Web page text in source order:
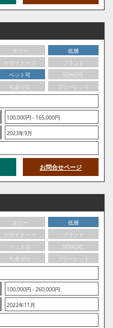
タワー
低層
デザイナーズ
ブランド
ペット可
SOHO可
礼金ゼロ
フリーレント
100,000円 - 165,000円
2023年9月
お問合せページ
タワー
低層
デザイナーズ
ブランド
ペット可
SOHO可
礼金ゼロ
フリーレント
100,000円 - 260,000円
2022年11月